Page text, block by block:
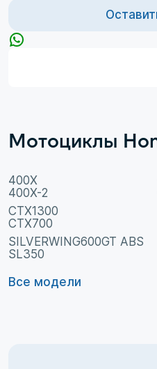
Мотоциклы
400X
400X-2
CTX1300
CTX700
SILVERWING600GT ABS
SL350
Все модели